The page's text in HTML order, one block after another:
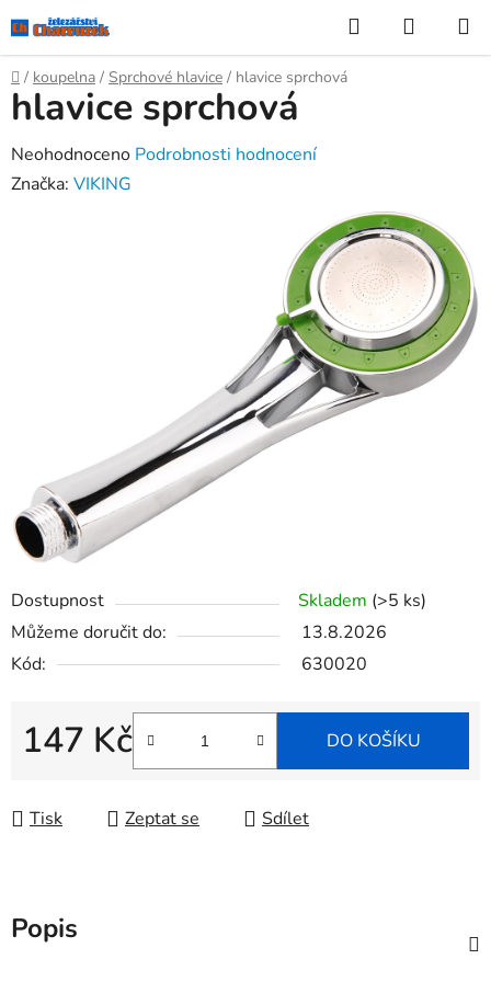
na
obsah
Hledat
KOŠÍK
Domů
/ koupelna / Sprchové hlavice / hlavice sprchová
Dostupnost Skladem (>5 ks)
Můžeme doručit do:
13.8.2026
Kód:
630020
147 Kč DO KOŠÍKU
Tisk Zeptat se Sdílet
hlavice sprchová
Průměrné
hodnocení
Neohodnoceno Podrobnosti hodnocení
Značka: VIKING
Popis